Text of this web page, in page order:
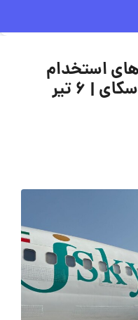
استخدام
شرکت هواپیمایی جی اسکای | ۶ تیر